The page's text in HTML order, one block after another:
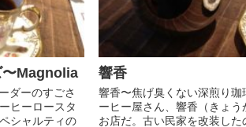
〜Magnolia
ダーのすごさ
ヒーロースタ
シャルティの
響香
響香〜焦げ臭くない深煎り
ーヒー屋さん、響香（きょ
お店だ。古い民家を改装し